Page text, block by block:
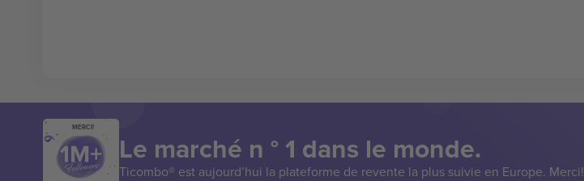
MERCI!
Le marché n ° 1 dans le monde.
Ticombo® est aujourd’hui la plateforme de revente la plus suivie en Europe. Merci!